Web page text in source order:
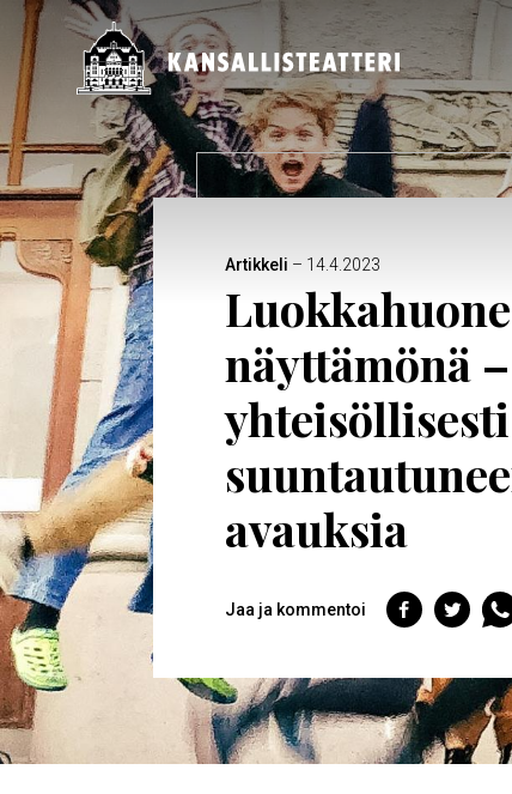
Hyppää
pääsisältöön
Päävalikko
Artikkeli – 14.4.2023
Luokkahuone
näyttämönä
yhteisöllisesti
avauksia
Jaa ja kommentoi
Jaa
Facebookiin
Jaa